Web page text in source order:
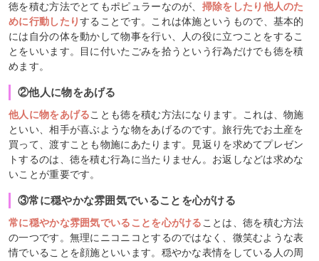
徳を積む方法でとてもポピュラーなのが、 掃除をしたり他人のた
めに行動したりすることです。これは体施というもので、基本的
には自分の体を動かして物事を行い、人の役に立つことをするこ
とをいいます。目に付いたごみを拾うという行為だけでも徳を積
めます。
②他人に物をあげる
他人に物をあげることも徳を積む方法になります。これは、物施
といい、相手が喜ぶような物をあげるのです。旅行先でお土産を
買って、渡すことも物施にあたります。見返りを求めてプレゼン
トするのは、徳を積む行為に当たりません。お返しなどは求めな
いことが重要です。
③常に穏やかな雰囲気でいることを心がける
常に穏やかな雰囲気でいることを心がけることは、徳を積む方法
の一つです。無理にニコニコとするのではなく、微笑むような表
情でいることを顔施といいます。穏やかな表情をしている人の周